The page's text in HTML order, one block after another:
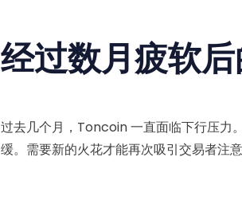
经过数月疲软
过去几个月，Toncoin 一直面临下行压力
缓。需要新的火花才能再次吸引交易者注